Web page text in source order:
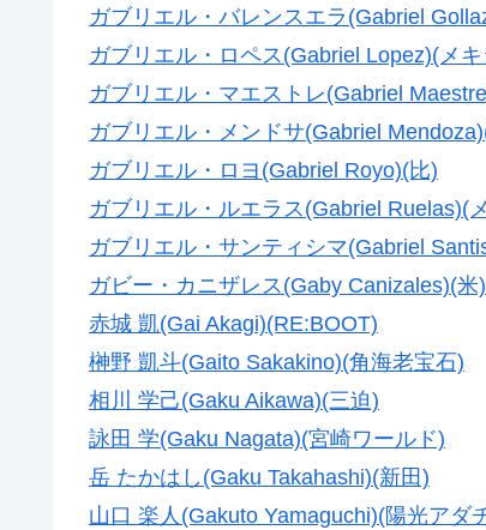
ガブリエル・バレンスエラ(Gabriel
ガブリエル・ロペス(Gabriel Lopez)(メ
ガブリエル・マエストレ(Gabriel
ガブリエル・メンドサ(Gabriel
ガブリエル・ロヨ(Gabriel Royo)(比)
ガブリエル・ルエラス(Gabriel Ruelas)(
ガブリエル・サンティシマ(Gabriel
ガビー・カニザレス(Gaby Canizales)(米)
赤城 凱(Gai Akagi)(RE:BOOT)
榊野 凱斗(Gaito Sakakino)(角海老宝石)
相川 学己(Gaku Aikawa)(三迫)
詠田 学(Gaku Nagata)(宮崎ワールド)
岳 たかはし(Gaku Takahashi)(新田)
山口 楽人(Gakuto Yamaguchi)(陽光アダ